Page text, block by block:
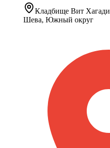
Кладбище Вит Хагади
Шева, Южный округ